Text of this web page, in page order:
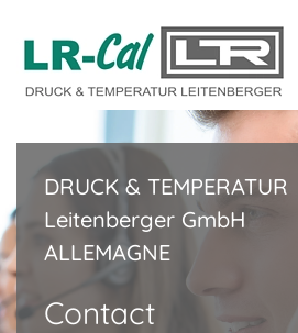
DRUCK & TEMPERATUR
Leitenberger GmbH
ALLEMAGNE
Contact